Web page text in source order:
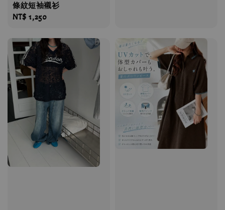
條紋短袖襯衫
Regular
NT$ 1,250